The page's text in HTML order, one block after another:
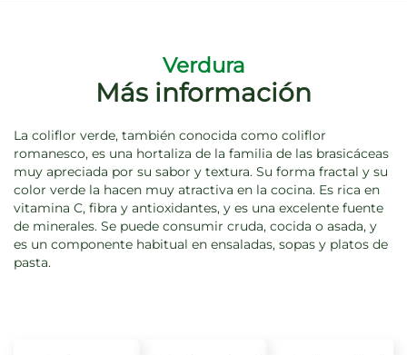
Verdura
Más información
La coliflor verde, también conocida como coliflor
romanesco, es una hortaliza de la familia de las brasicáceas
muy apreciada por su sabor y textura. Su forma fractal y su
color verde la hacen muy atractiva en la cocina. Es rica en
vitamina C, fibra y antioxidantes, y es una excelente fuente
de minerales. Se puede consumir cruda, cocida o asada, y
es un componente habitual en ensaladas, sopas y platos de
pasta.